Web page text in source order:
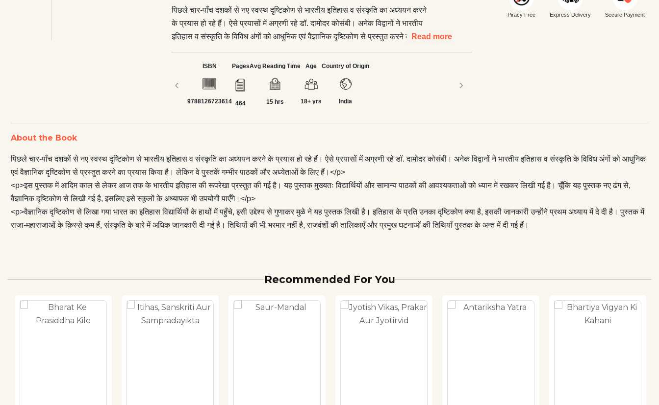
पिछले चार-पाँच दशकों से नए स्वस्थ दृष्टिकोण से भारतीय इतिहास व संस्कृति का अध्ययन करने
के प्रयास हो रहे हैं। ऐसे प्रयासों में अग्रणी रहे डॉ. दामोदर कोसंबी। अनेक विद्वानों ने भारतीय
इतिहास व संस्कृति के विविध अंगों को आधुनिक एवं वैज्ञानिक दृष्टिकोण से प्रस्तुत करने का
पुस्तक में आदिम काल से लेकर आज तक के भारतीय इतिहास की रूपरेखा प्रस्तुत की गई है।
यह पुस्तक मुख्यतः विद्यार्थियों और सामान्य पाठकों की आवश्यकताओं को ध्यान में रखकर लिखी
गई है। चूँकि यह पुस्तक नए ढंग से, वैज्ञानिक दृष्टिकोण से लिखी गई है, इसलिए इसे स्कूलों के
अध्यापक भी उपयोगी पाएँगे।</p> <p>वैज्ञानिक दृष्टिकोण से लिखा गया भारत का इतिहास
भरमार नहीं है, राजवंशों की तालिकाएँ और प्रमुख घटनाओं की तिथियाँ पुस्तक के अन्त में दी गई
हैं।
Read more
‹
ISBN
9788126723614
Pages
464
Avg Reading Time
15 hrs
Age
18+ yrs
Country of Origin
India
›
Piracy Free Express Delivery Secure Payment
About the Book
पिछले चार-पाँच दशकों से नए स्वस्थ दृष्टिकोण से भारतीय इतिहास व संस्कृति का अध्ययन करने के प्रयास हो रहे हैं। ऐसे प्रयासों में अग्रणी रहे डॉ. दामोदर कोसंबी। अनेक विद्वानों ने भारतीय इतिहास व संस्कृति के विविध अंगों को आधुनिक
एवं वैज्ञानिक दृष्टिकोण से प्रस्तुत करने का प्रयास किया है। लेकिन वे पुस्तकें गम्भीर पाठकों और अध्येताओं के लिए हैं।</p>
<p>इस पुस्तक में आदिम काल से लेकर आज तक के भारतीय इतिहास की रूपरेखा प्रस्तुत की गई है। यह पुस्तक मुख्यतः विद्यार्थियों और सामान्य पाठकों की आवश्यकताओं को ध्यान में रखकर लिखी गई है। चूँकि यह पुस्तक नए ढंग से,
वैज्ञानिक दृष्टिकोण से लिखी गई है, इसलिए इसे स्कूलों के अध्यापक भी उपयोगी पाएँगे।</p>
<p>वैज्ञानिक दृष्टिकोण से लिखा गया भारत का इतिहास विद्यार्थियों के हाथों में पहुँचे, इसी उद्देश्य से गुणाकर मुळे ने यह पुस्तक लिखी है। इतिहास के प्रति उनका दृष्टिकोण क्या है, इसकी जानकारी उन्होंने प्रथम अध्याय में दे दी है। पुस्तक में
राजा-महाराजाओं के क़िस्से कम हैं, संस्कृति के बारे में अधिक जानकारी दी गई है। तिथियों की भी भरमार नहीं है, राजवंशों की तालिकाएँ और प्रमुख घटनाओं की तिथियाँ पुस्तक के अन्त में दी गई हैं।
Recommended For You